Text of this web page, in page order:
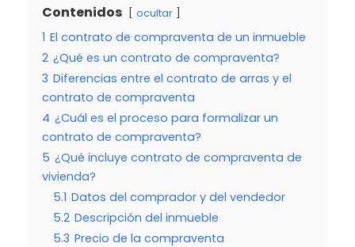
Contenidos ocultar
1 El contrato de compraventa de un inmueble
2 ¿Qué es un contrato de compraventa?
3 Diferencias entre el contrato de arras y el
contrato de compraventa
4 ¿Cuál es el proceso para formalizar un
contrato de compraventa?
5 ¿Qué incluye contrato de compraventa de
vivienda?
5.1 Datos del comprador y del vendedor
5.2 Descripción del inmueble
5.3 Precio de la compraventa